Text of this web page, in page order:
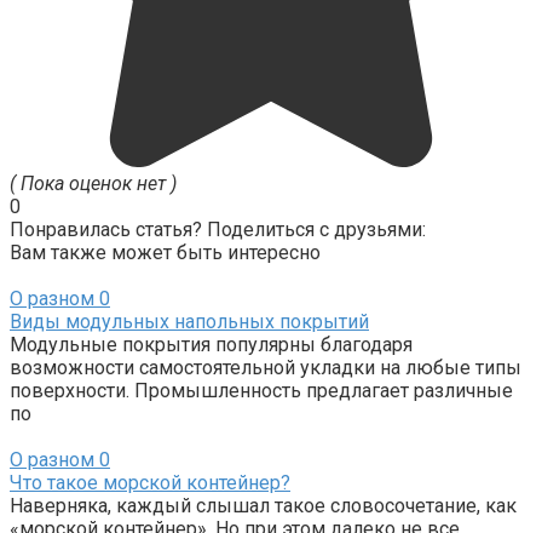
( Пока оценок нет )
0
Понравилась статья? Поделиться с друзьями:
Вам также может быть интересно
О разном 0
Виды модульных напольных покрытий
Модульные покрытия популярны благодаря
возможности самостоятельной укладки на любые типы
поверхности. Промышленность предлагает различные
по
О разном 0
Что такое морской контейнер?
Наверняка, каждый слышал такое словосочетание, как